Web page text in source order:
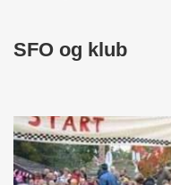
SFO og klub